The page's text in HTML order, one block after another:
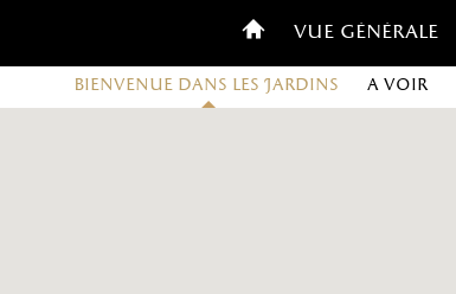
Vue générale
Bienvenue dans les Jardins A voir